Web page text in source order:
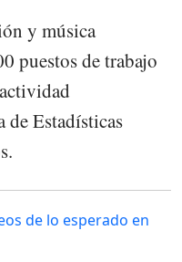
y música
puestos de trabajo
Estadísticas
de lo esperado en